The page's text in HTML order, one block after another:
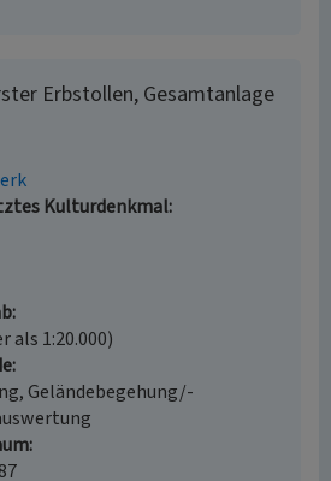
Erbstollen, Gesamtanlage
Kulturdenkmal
als 1:20.000)
Geländebegehung/-